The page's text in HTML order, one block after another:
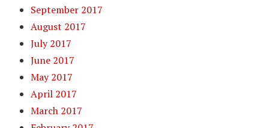
September 2017
August 2017
July 2017
June 2017
May 2017
April 2017
March 2017